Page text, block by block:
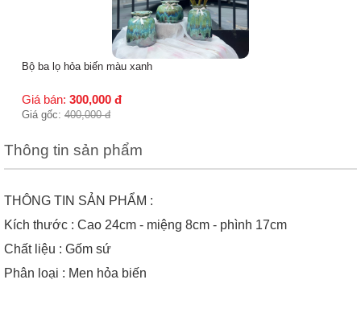
Bộ ba lọ hỏa biến màu xanh
Giá bán: 300,000 đ
Giá gốc: 400,000 đ
Thông tin sản phẩm
THÔNG TIN SẢN PHẨM :
Kích thước : Cao 24cm - miệng 8cm - phình 17cm
Chất liệu : Gốm sứ
Phân loại : Men hỏa biến